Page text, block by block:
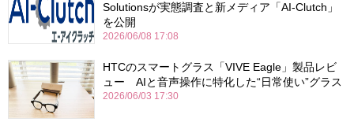
Solutionsが実態調査と新メディア「AI-Clutch」
を公開
2026/06/08 17:08
HTCのスマートグラス「VIVE Eagle」製品レビ
ュー AIと音声操作に特化した“日常使い”グラス
2026/06/03 17:30